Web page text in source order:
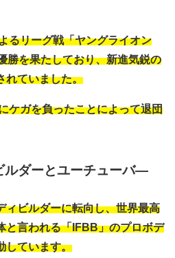
るリーグ戦「ヤングライオン
勝を果たしており、新進気鋭の
れていました。
ケガを負ったことによって退団
ルダーとユーチューバ―
ィビルダーに転向し、世界最高
と言われる「IFBB」のプロボデ
しています。